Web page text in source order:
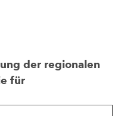
der regionalen
für